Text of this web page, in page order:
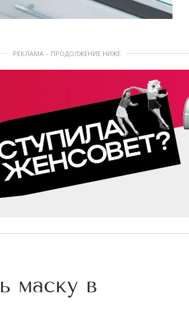
РЕКЛАМА – ПРОДОЛЖЕНИЕ НИЖЕ
маску в